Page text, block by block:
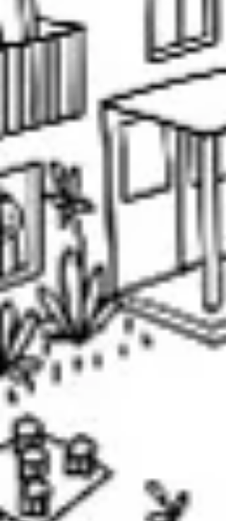
piedāvājumu Jēkabpils novada izglītības
iestādēs. Konferences laikā bija iespēja
Daugavpils pilsētas BJC “Jaunība” inovāciju
centra pieredzi STEM jomas programmu un
aktivitāšu īsten